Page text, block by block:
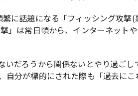
に話題になる「フィッシング攻
」は常日頃から、インターネット
だろうから関係ないとやり過ご
分が標的にされた際も「過去に